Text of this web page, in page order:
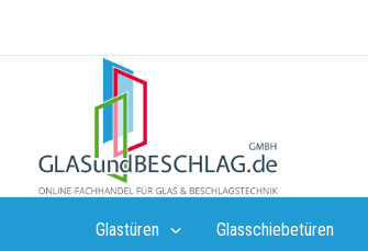
Glastüren Glasschiebetüren